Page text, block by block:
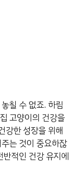
칠 수 없죠. 하림
고양이의 건강을
강한 성장을 위해
는 것이 중요하잖
적인 건강 유지에